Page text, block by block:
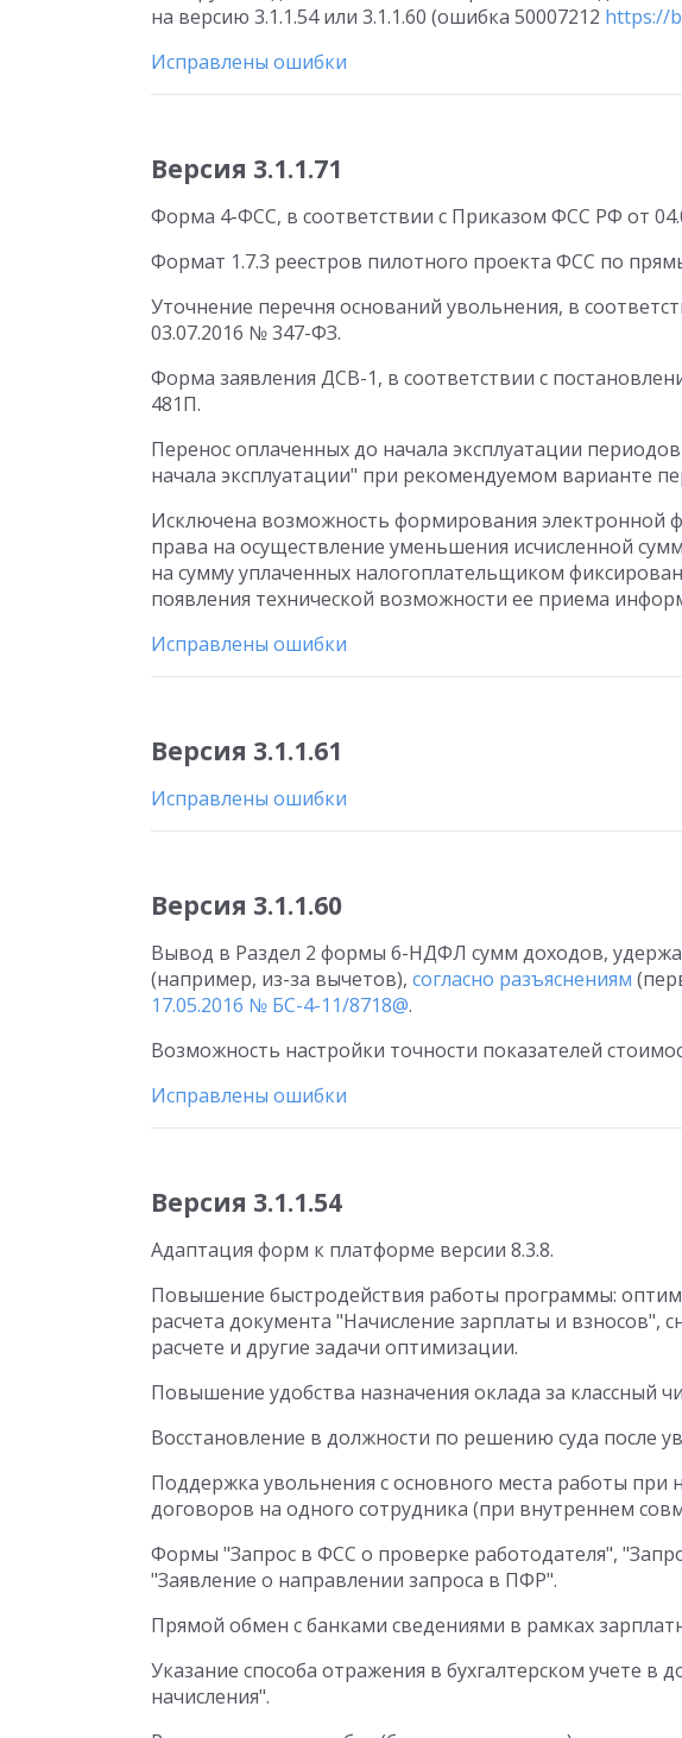
на версию 3.1.1.54 или 3.1.1.60 (ошибка 50007212 https://
Исправлены ошибки
Версия 3.1.1.71
Форма 4-ФСС, в соответствии с Приказом ФСС РФ от
Формат 1.7.3 реестров пилотного проекта ФСС по
Уточнение перечня оснований увольнения, в
03.07.2016 № 347-ФЗ.
Форма заявления ДСВ-1, в соответствии с
481П.
Перенос оплаченных до начала эксплуатации
начала эксплуатации" при рекомендуемом варианте
Исключена возможность формирования электронной
права на осуществление уменьшения исчисленной
на сумму уплаченных налогоплательщиком
появления технической возможности ее приема
Исправлены ошибки
Версия 3.1.1.61
Исправлены ошибки
Версия 3.1.1.60
Вывод в Раздел 2 формы 6-НДФЛ сумм доходов,
(например, из-за вычетов), согласно разъяснениям
17.05.2016 № БС-4-11/8718@.
Возможность настройки точности показателей
Исправлены ошибки
Версия 3.1.1.54
Адаптация форм к платформе версии 8.3.8.
Повышение быстродействия работы программы:
расчета документа "Начисление зарплаты и взносов",
расчете и другие задачи оптимизации.
Повышение удобства назначения оклада за классный
Восстановление в должности по решению суда после
Поддержка увольнения с основного места работы при
договоров на одного сотрудника (при внутреннем
Формы "Запрос в ФСС о проверке работодателя",
"Заявление о направлении запроса в ПФР".
Прямой обмен с банками сведениями в рамках
Указание способа отражения в бухгалтерском учете в
начисления".